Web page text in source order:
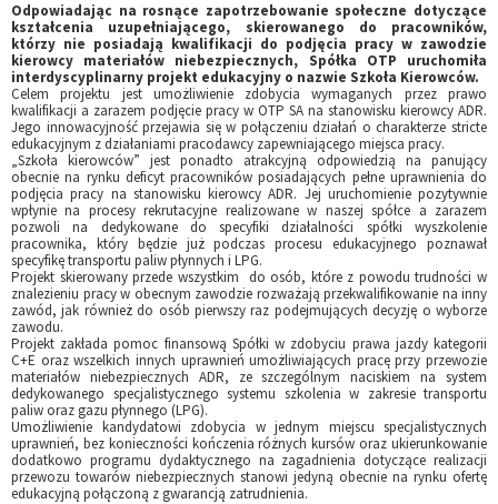
Odpowiadając na rosnące zapotrzebowanie społeczne dotyczące
kształcenia uzupełniającego, skierowanego do pracowników,
którzy nie posiadają kwalifikacji do podjęcia pracy w zawodzie
kierowcy materiałów niebezpiecznych, Spółka OTP uruchomiła
interdyscyplinarny projekt edukacyjny o nazwie Szkoła Kierowców.
Celem projektu jest umożliwienie zdobycia wymaganych przez prawo
kwalifikacji a zarazem podjęcie pracy w OTP SA na stanowisku kierowcy ADR.
Jego innowacyjność przejawia się w połączeniu działań o charakterze stricte
edukacyjnym z działaniami pracodawcy zapewniającego miejsca pracy.
„Szkoła kierowców” jest ponadto atrakcyjną odpowiedzią na panujący
obecnie na rynku deficyt pracowników posiadających pełne uprawnienia do
podjęcia pracy na stanowisku kierowcy ADR. Jej uruchomienie pozytywnie
wpłynie na procesy rekrutacyjne realizowane w naszej spółce a zarazem
pozwoli na dedykowane do specyfiki działalności spółki wyszkolenie
pracownika, który będzie już podczas procesu edukacyjnego poznawał
specyfikę transportu paliw płynnych i LPG.
Projekt skierowany przede wszystkim do osób, które z powodu trudności w
znalezieniu pracy w obecnym zawodzie rozważają przekwalifikowanie na inny
zawód, jak również do osób pierwszy raz podejmujących decyzję o wyborze
zawodu.
Projekt zakłada pomoc finansową Spółki w zdobyciu prawa jazdy kategorii
C+E oraz wszelkich innych uprawnień umożliwiających pracę przy przewozie
materiałów niebezpiecznych ADR, ze szczególnym naciskiem na system
dedykowanego specjalistycznego systemu szkolenia w zakresie transportu
paliw oraz gazu płynnego (LPG).
Umożliwienie kandydatowi zdobycia w jednym miejscu specjalistycznych
uprawnień, bez konieczności kończenia różnych kursów oraz ukierunkowanie
dodatkowo programu dydaktycznego na zagadnienia dotyczące realizacji
przewozu towarów niebezpiecznych stanowi jedyną obecnie na rynku ofertę
edukacyjną połączoną z gwarancją zatrudnienia.